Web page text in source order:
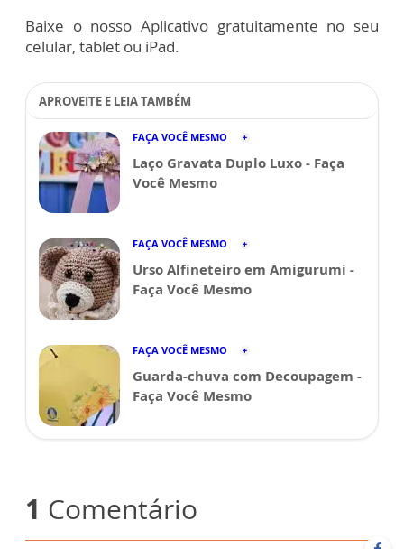
Baixe o nosso Aplicativo gratuitamente no seu
celular, tablet ou iPad.
APROVEITE E LEIA TAMBÉM
FAÇA VOCÊ MESMO
Laço Gravata Duplo Luxo - Faça
Você Mesmo
FAÇA VOCÊ MESMO
Urso Alfineteiro em Amigurumi -
Faça Você Mesmo
FAÇA VOCÊ MESMO
Guarda-chuva com Decoupagem -
Faça Você Mesmo
1 Comentário